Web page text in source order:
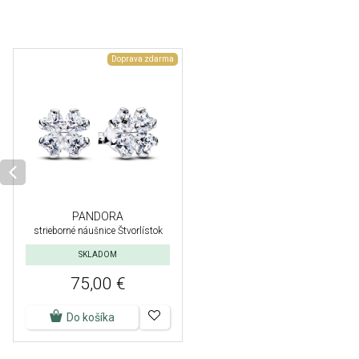
Doprava zdarma
PANDORA
strieborné náušnice Štvorlístok
SKLADOM
75,00 €
Do košíka